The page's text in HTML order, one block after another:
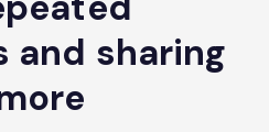
and sharing